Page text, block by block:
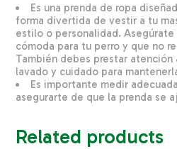
Es una prenda de ropa
forma divertida de vestir a tu
estilo o personalidad. Asegúrate
cómoda para tu perro y que no
También debes prestar atención
lavado y cuidado para
Es importante medir
asegurarte de que la prenda se
Related products